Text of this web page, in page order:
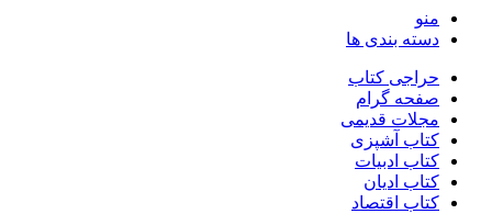
منو
دسته بندی ها
حراجی کتاب
صفحه گرام
مجلات قدیمی
کتاب آشپزی
کتاب ادبیات
کتاب ادیان
کتاب اقتصاد